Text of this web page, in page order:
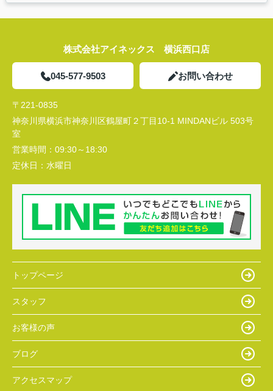
株式会社アイネックス 横浜西口店
045-577-9503 お問い合わせ
〒221-0835
神奈川県横浜市神奈川区鶴屋町２丁目10-1 MINDANビル 503号
室
営業時間： 09:30～18:30
定休日： 水曜日
トップページ
スタッフ
お客様の声
ブログ
アクセスマップ